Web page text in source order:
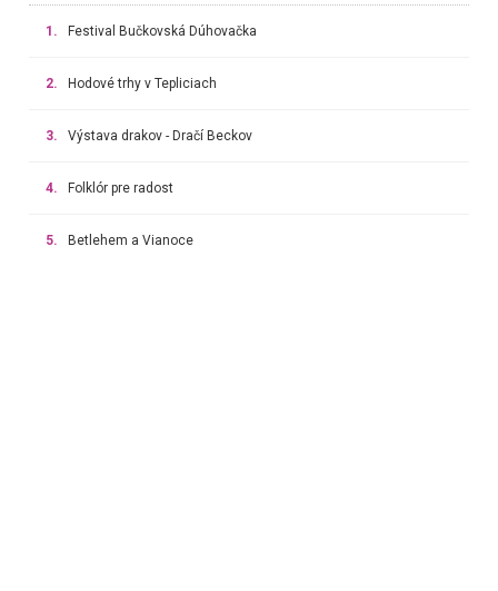
1. Festival Bučkovská Dúhovačka
2. Hodové trhy v Tepliciach
3. Výstava drakov - Dračí Beckov
4. Folklór pre radost
5. Betlehem a Vianoce